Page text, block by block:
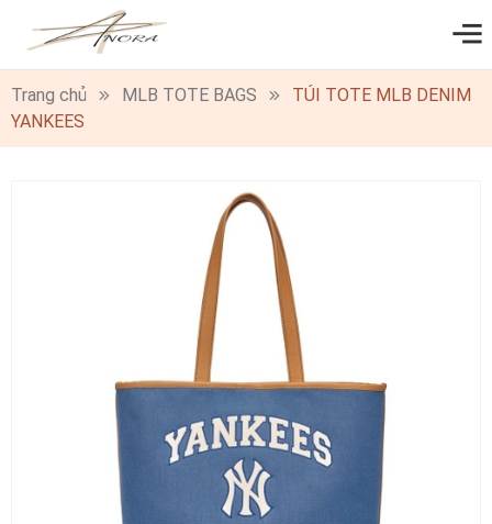
0
Trang chủ MLB TOTE BAGS
TÚI TOTE MLB DENIM
YANKEES